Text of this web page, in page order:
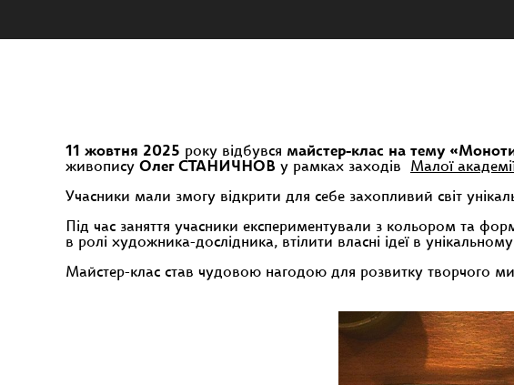
11 жовтня 2025 року відбувся майстер-клас на тему
живопису Олег СТАНИЧНОВ у рамках заходів Малої
Учасники мали змогу відкрити для себе захопливий світ
Під час заняття учасники експериментували з кольором та
в ролі художника-дослідника, втілити власні ідеї в
Майстер-клас став чудовою нагодою для розвитку творчого